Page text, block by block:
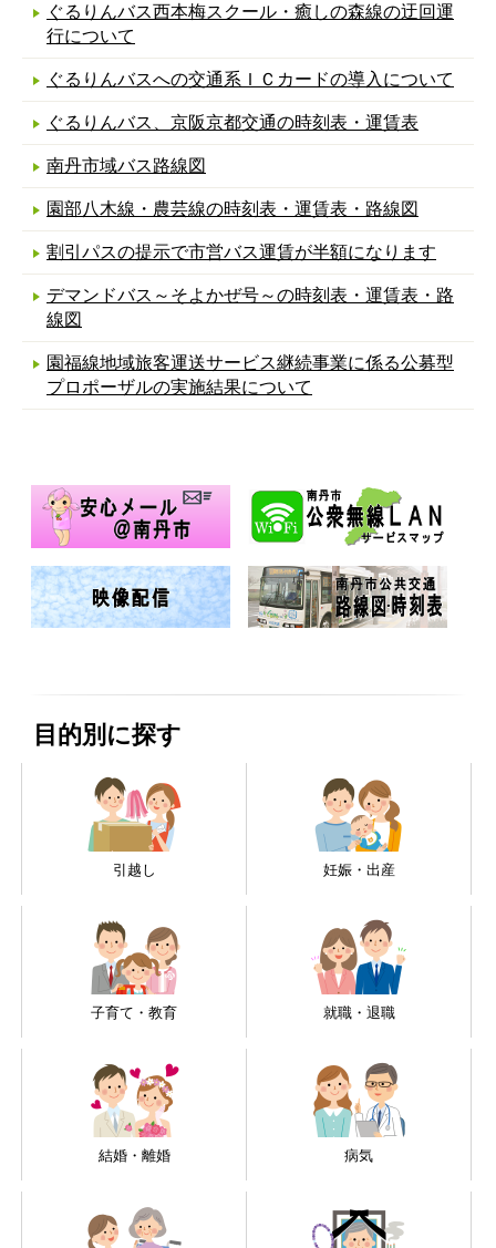
ぐるりんバス西本梅スクール・癒しの森線の迂回運
行について
ぐるりんバスへの交通系ＩＣカードの導入について
ぐるりんバス、京阪京都交通の時刻表・運賃表
南丹市域バス路線図
園部八木線・農芸線の時刻表・運賃表・路線図
割引パスの提示で市営バス運賃が半額になります
デマンドバス～そよかぜ号～の時刻表・運賃表・路
線図
園福線地域旅客運送サービス継続事業に係る公募型
プロポーザルの実施結果について
目的別に探す
引越し 妊娠・出産
子育て・教育 就職・退職
結婚・離婚 病気